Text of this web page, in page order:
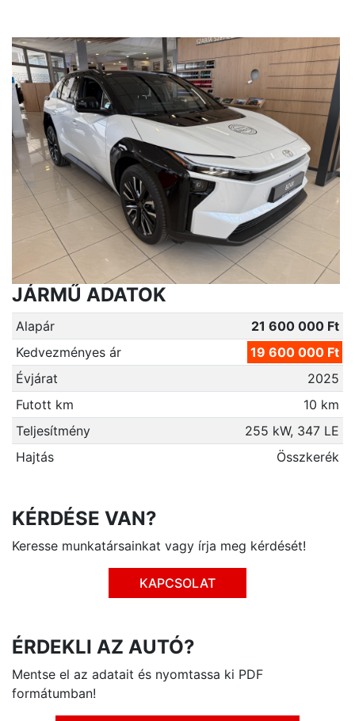
JÁRMŰ ADATOK
Alapár
21 600 000 Ft
Kedvezményes ár
19 600 000 Ft
Évjárat
2025
Futott km
10 km
Teljesítmény
255 kW, 347 LE
Hajtás
Összkerék
KÉRDÉSE VAN?
Keresse munkatársainkat vagy írja meg kérdését!
KAPCSOLAT
ÉRDEKLI AZ AUTÓ?
Mentse el az adatait és nyomtassa ki PDF
formátumban!